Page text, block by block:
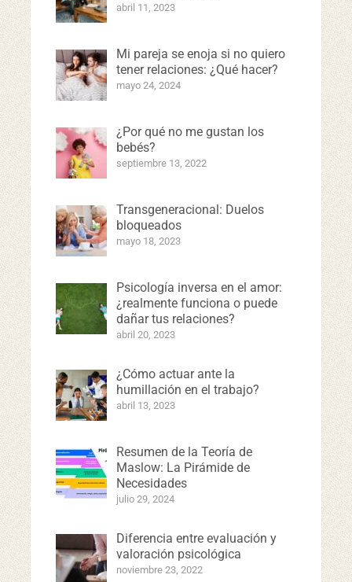
abril 11, 2023
Mi pareja se enoja si no quiero
tener relaciones: ¿Qué hacer?
mayo 24, 2024
¿Por qué no me gustan los
bebés?
septiembre 13, 2022
Transgeneracional: Duelos
bloqueados
mayo 18, 2023
Psicología inversa en el amor:
¿realmente funciona o puede
dañar tus relaciones?
abril 20, 2023
¿Cómo actuar ante la
humillación en el trabajo?
abril 13, 2023
Resumen de la Teoría de
Maslow: La Pirámide de
Necesidades
julio 29, 2024
Diferencia entre evaluación y
valoración psicológica
noviembre 23, 2022